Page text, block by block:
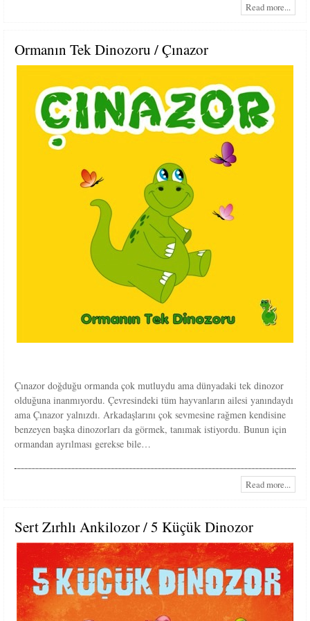
Read more...
Ormanın Tek Dinozoru / Çınazor
Çınazor doğduğu ormanda çok mutluydu ama dünyadaki tek dinozor
olduğuna inanmıyordu. Çevresindeki tüm hayvanların ailesi yanındaydı
ama Çınazor yalnızdı. Arkadaşlarını çok sevmesine rağmen kendisine
benzeyen başka dinozorları da görmek, tanımak istiyordu. Bunun için
ormandan ayrılması gerekse bile…
Read more...
Sert Zırhlı Ankilozor / 5 Küçük Dinozor